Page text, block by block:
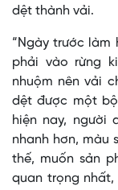
dệt thành vải.
“Ngày trước làm
phải vào rừng
nhuộm nên vải
dệt được một
hiện nay, người
nhanh hơn, màu
thế, muốn sản
quan trọng